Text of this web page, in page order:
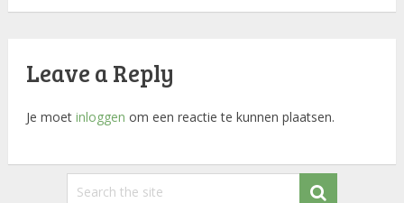
Leave a Reply
Je moet inloggen om een reactie te kunnen plaatsen.